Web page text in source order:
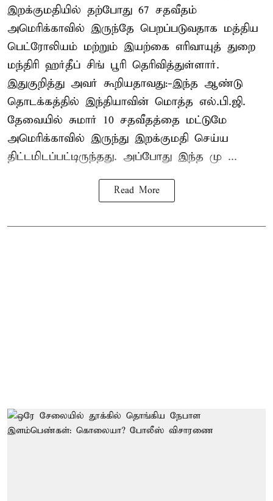
இறக்குமதியில் தற்போது 67 சதவீதம்
அமெரிக்காவில் இருந்தே பெறப்படுவதாக மத்திய
பெட்ரோலியம் மற்றும் இயற்கை எரிவாயுத் துறை
மந்திரி ஹர்தீப் சிங் பூரி தெரிவித்துள்ளார்.
இதுகுறித்து அவர் கூறியதாவது:-இந்த ஆண்டு
தொடக்கத்தில் இந்தியாவின் மொத்த எல்.பி.ஜி.
தேவையில் சுமார் 10 சதவீதத்தை மட்டுமே
அமெரிக்காவில் இருந்து இறக்குமதி செய்ய
திட்டமிடப்பட்டிருந்தது. அப்போது இந்த மு ...
Read More